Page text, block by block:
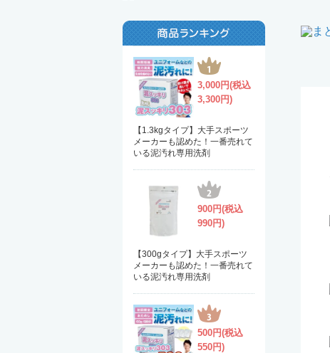
3,000円(税込
3,300円)
【1.3kgタイプ】大手スポーツ
メーカーも認めた！一番売れて
いる泥汚れ専用洗剤
900円(税込
990円)
【300gタイプ】大手スポーツ
メーカーも認めた！一番売れて
いる泥汚れ専用洗剤
500円(税込
550円)